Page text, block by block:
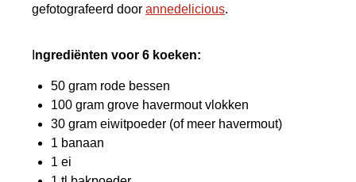
gefotografeerd door annedelicious.
ngrediënten voor 6 koeken:
50 gram rode bessen
100 gram grove havermout vlokken
30 gram eiwitpoeder (of meer havermout)
1 banaan
1 ei